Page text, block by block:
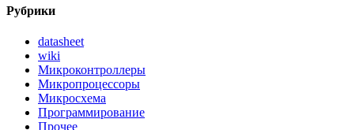
Рубрики
datasheet
wiki
Микроконтроллеры
Микропроцессоры
Микросхема
Программирование
Прочее